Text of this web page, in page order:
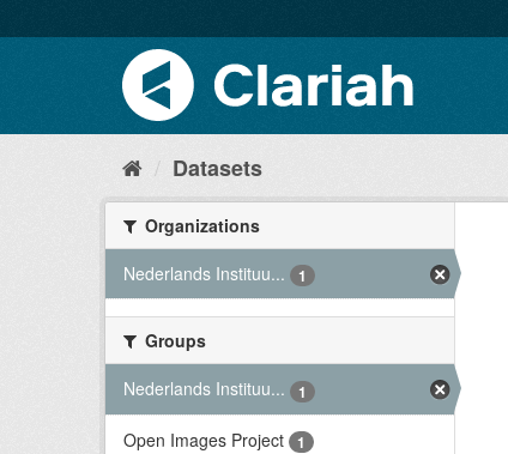
Datasets
Organizations
Nederlands Instituu...
1
Groups
Nederlands Instituu...
1
Open Images Project 1